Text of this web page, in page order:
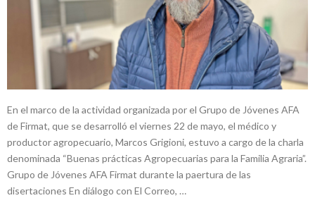
En el marco de la actividad organizada por el Grupo de Jóvenes AFA
de Firmat, que se desarrolló el viernes 22 de mayo, el médico y
productor agropecuario, Marcos Grigioni, estuvo a cargo de la charla
denominada “Buenas prácticas Agropecuarias para la Familia Agraria”.
Grupo de Jóvenes AFA Firmat durante la paertura de las
disertaciones En diálogo con El Correo, …